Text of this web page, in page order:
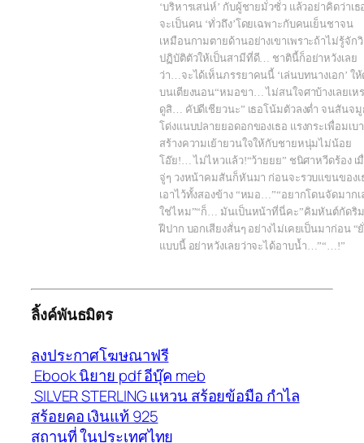
‘บริหารเสน่ห์’ กับผู้ชายมั่วซั่ว แล้วอย่าคิดว่าเธ
จะเป็นคน ‘ทั่วถึง’โดยเฉพาะกับคนเย็นชาจน
เหมือนกามตายด้านอย่างเขาเพราะถ้าไม่รู้จัก
ปฏิบัติตัวให้เป็นสามีที่ดี… ชาตินี้ก็อย่าหวังเลย
ว่า…จะได้เห็นภรรยาคนนี้ ‘เล่นบทนางเอก’ ใ
บนเตียงนอน“หมอขา… ไม่สนใจศาบ้างเลยเห
ดูสิ… คัปดีเชียวนะ” เธอโน้มตัวลงต่ำ จนสันจ
โด่งแนบปลายยอดอกของเธอ แรงกระเพื่อมเบ
สร้างความเย้ายวนใจให้กับชายหนุ่มไม่น้อย
โอ๊ย!… ไม่ไหวแล้ว!“ว้ายยย” ชนิศาหวีดร้อง เ
จู่ๆ วงหน้าคมสันก็หันมา ก่อนจะรวบแขนของเ
เอาไว้ทั้งสองข้าง “หมอ…”“อยากโดนจัดมากเ
ใช่ไหม”“ก็… มันเป็นหน้าที่นี่คะ”คิมหันต์กัดริม
ฝีปาก บอกเสียงสั่นๆ อย่างไม่เคยเป็นมาก่อน “
แบบนี้ อย่าหวังเลยว่าจะได้อาบน้ำ…”“…!”
ลิ้งค์พันธมิตร
ลงประกาศโฆษณาฟรี
Ebook นิยาย pdf อีบุ๊ค meb
SILVER STERLING แหวน สร้อยข้อมือ กำไล
สร้อยคอ เงินแท้ 925
สถานที่ ในประเทศไทย